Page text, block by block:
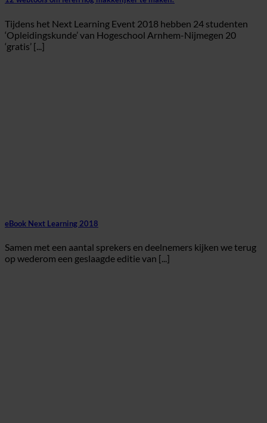
Tijdens het Next Learning Event 2018 hebben 24 studenten
‘Opleidingskunde’ van Hogeschool Arnhem-Nijmegen 20
‘gratis’ [...]
eBook Next Learning 2018
Samen met een aantal sprekers en deelnemers kijken we terug
op wederom een geslaagde editie van [...]